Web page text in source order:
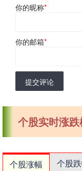
你的昵称*
你的邮箱*
提交评论
个股实时涨
个股涨幅 个股